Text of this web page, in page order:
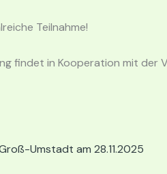
Teilnahme!
findet in Kooperation mit der
Umstadt am 28.11.2025